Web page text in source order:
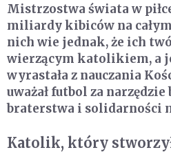
Mistrzostwa świata w
miliardy kibiców na
nich wie jednak, że ich
wierzącym katolikiem, a
wyrastała z nauczania
uważał futbol za
braterstwa i solidarności
Katolik, który